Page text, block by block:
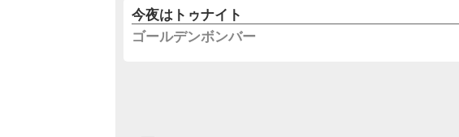
今夜はトゥナイト
ゴールデンボンバー